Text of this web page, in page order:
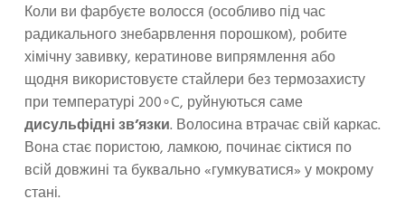
Коли ви фарбуєте волосся (особливо під час
радикального знебарвлення порошком), робите
хімічну завивку, кератинове випрямлення або
щодня використовуєте стайлери без термозахисту
при температурі 200∘C, руйнуються саме
дисульфідні зв’язки. Волосина втрачає свій каркас.
Вона стає пористою, ламкою, починає сіктися по
всій довжині та буквально «гумкуватися» у мокрому
стані.